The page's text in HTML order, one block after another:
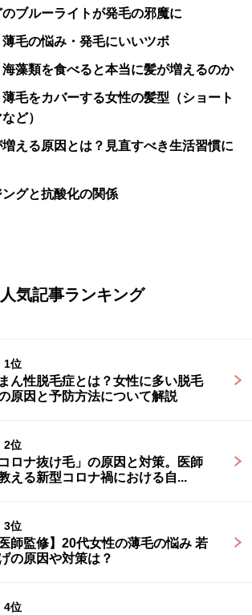
ブルーライトが発毛の邪魔に
薄毛の悩み・発毛にいいツボ
海藻類を食べると本当に髪が増えるのか
薄毛をカバーする女性の髪型（ショート
ど）
える原因とは？見直すべき生活習慣に
グと抗酸化の関係
人気記事ランキング
1位
ん性脱毛症とは？女性に多い脱毛
原因と予防方法について解説
2位
コロナ抜け毛」の原因と対策。医師
える新型コロナ禍における自...
3位
医師監修】20代女性の薄毛の悩み 若
の原因や対策は？
4位